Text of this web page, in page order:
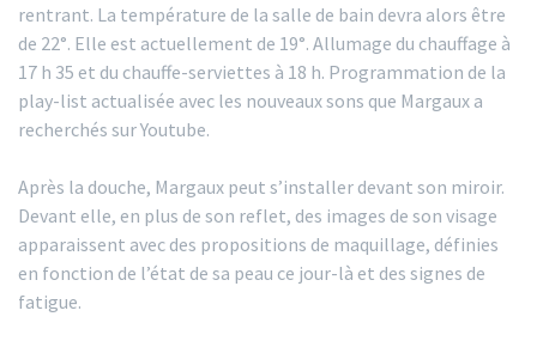
rentrant. La température de la salle de bain devra alors être
de 22°. Elle est actuellement de 19°. Allumage du chauffage à
17 h 35 et du chauffe-serviettes à 18 h. Programmation de la
play-list actualisée avec les nouveaux sons que Margaux a
recherchés sur Youtube.
Après la douche, Margaux peut s’installer devant son miroir.
Devant elle, en plus de son reflet, des images de son visage
apparaissent avec des propositions de maquillage, définies
en fonction de l’état de sa peau ce jour-là et des signes de
fatigue.